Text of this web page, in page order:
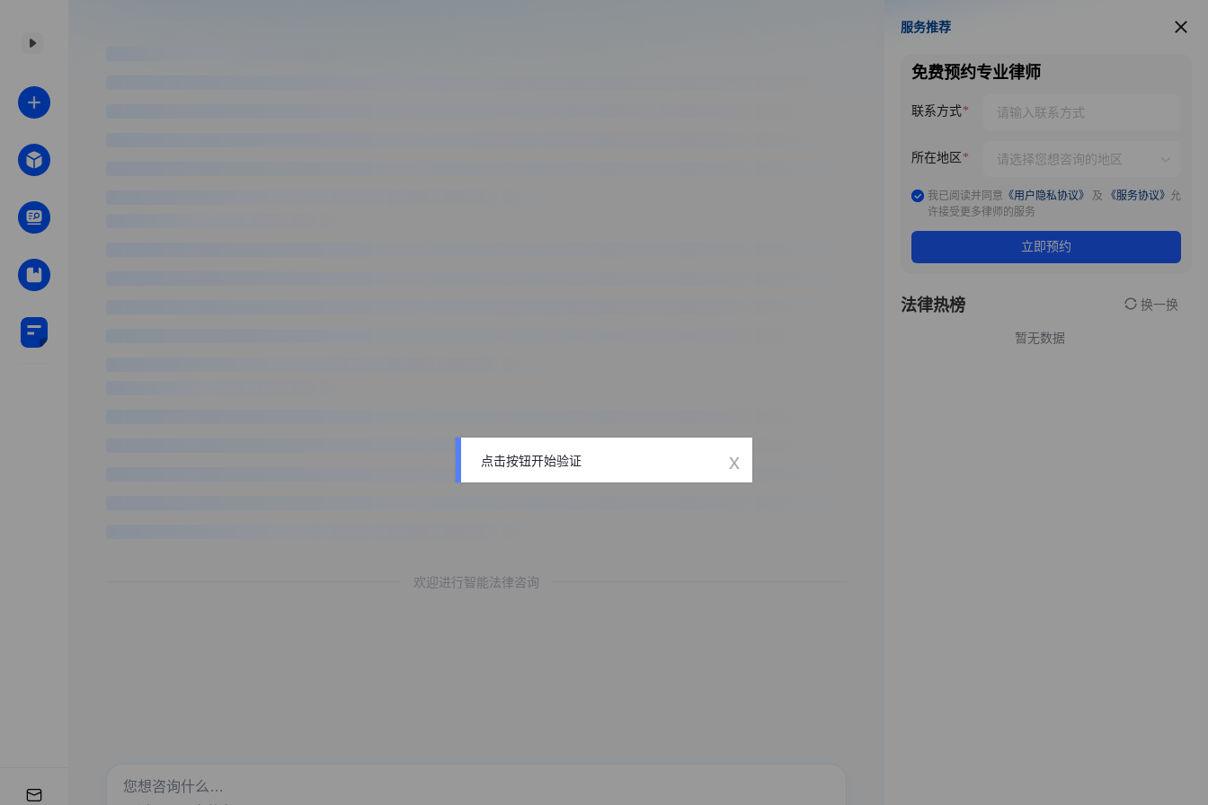
欢迎进行智能法律咨询
服务推荐
服务推荐
免费预约专业律师
联系方式
所在地区
我已阅读并同意 《用户隐私协议》 及 《服务协议》 允
许接受更多律师的服务
立即预约
法律热榜 换一换
暂无数据
点击按钮开始验证 x